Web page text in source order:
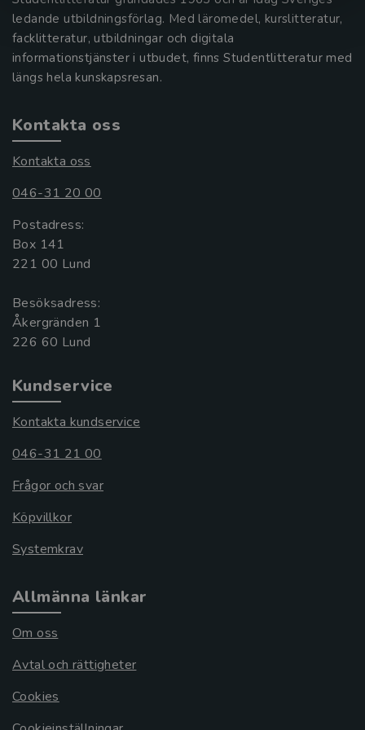
ledande utbildningsförlag. Med läromedel, kurslitteratur,
facklitteratur, utbildningar och digitala
informationstjänster i utbudet, finns Studentlitteratur med
längs hela kunskapsresan.
Kontakta oss
Kontakta oss
046-31 20 00
Postadress:
Box 141
221 00 Lund
Besöksadress:
Åkergränden 1
Kundservice
Kontakta kundservice
046-31 21 00
Frågor och svar
Köpvillkor
Systemkrav
Allmänna länkar
Om oss
Avtal och rättigheter
Cookies